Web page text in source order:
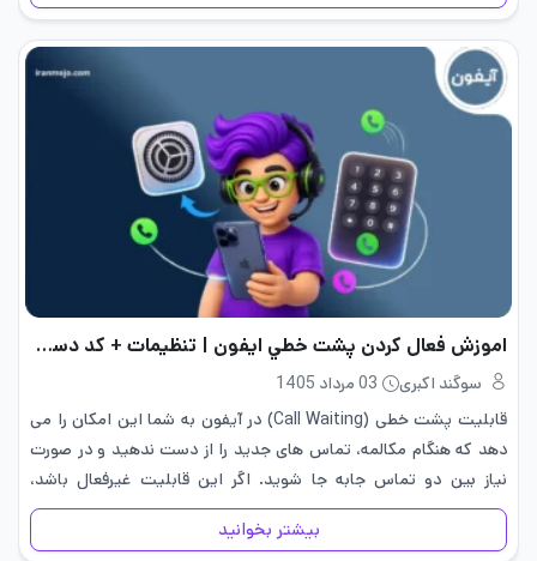
اموزش فعال كردن پشت خطي ايفون | تنظیمات + کد دستوری
سوگند اکبری
03 مرداد 1405
قابلیت پشت خطی (Call Waiting) در آیفون به شما این امکان را می
دهد که هنگام مکالمه، تماس های جدید را از دست ندهید و در صورت
نیاز بین دو تماس جابه جا شوید. اگر این قابلیت غیرفعال باشد،
تماس…
بیشتر بخوانید